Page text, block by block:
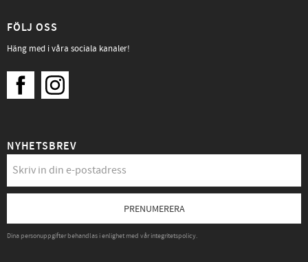
FÖLJ OSS
Häng med i våra sociala kanaler!
NYHETSBREV
PRENUMERERA
Dina personuppgifter behandlas i enlighet med vårintegritetspolicy.